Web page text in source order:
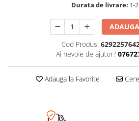
Durata de livrare: 1-
Cod Produs:
Ai nevoie de ajutor?
Adauga la Favorite